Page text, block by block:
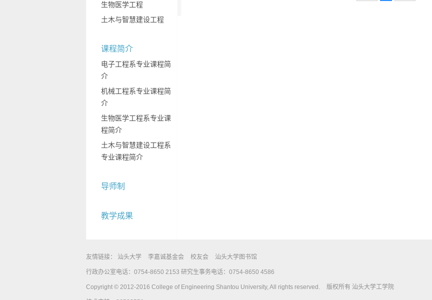
生物医学工程
土木与智慧建设工程
课程简介
电子工程系专业课程简
介
机械工程系专业课程简
介
生物医学工程系专业课
程简介
土木与智慧建设工程系
专业课程简介
导师制
教学成果
友情链接： 汕头大学 李嘉诚基金会 校友会 汕头大学图书馆
行政办公室电话：0754-8650 2153 研究生事务电话：0754-8650 4586
Copyright © 2012-2016 College of Engineering Shantou University, All rights reserved. 版权所有 汕头大学工学院